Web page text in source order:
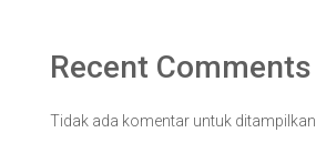
Recent Comments
Tidak ada komentar untuk ditampilkan.